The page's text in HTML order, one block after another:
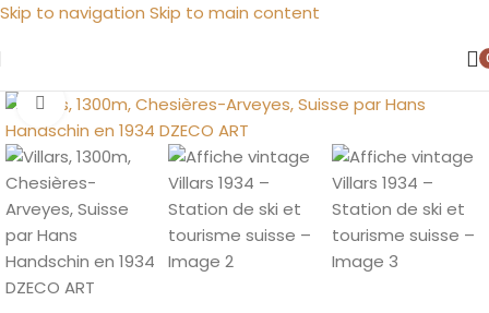
Skip to navigation Skip to main content
Agrandir